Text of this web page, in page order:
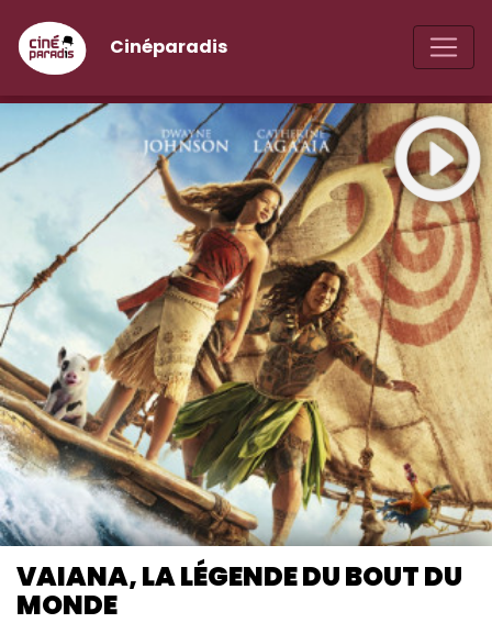
Cinéparadis
VAIANA, LA LÉGENDE DU BOUT DU
MONDE